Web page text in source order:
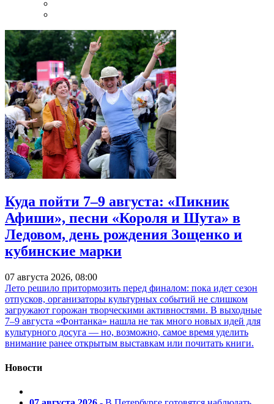
Куда пойти 7–9 августа: «Пикник
Афиши», песни «Короля и Шута» в
Ледовом, день рождения Зощенко и
кубинские марки
07 августа 2026, 08:00
Лето решило притормозить перед финалом: пока идет сезон
отпусков, организаторы культурных событий не слишком
загружают горожан творческими активностями. В выходные
7–9 августа «Фонтанка» нашла не так много новых идей для
культурного досуга — но, возможно, самое время уделить
внимание ранее открытым выставкам или почитать книги.
Новости